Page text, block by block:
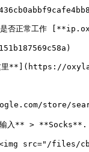
代理是否正常工
这里**](https://
store/
输入** > **Socks**.
src="/files/